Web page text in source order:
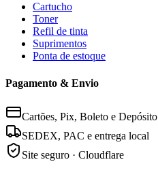
Cartucho
Toner
Refil de tinta
Suprimentos
Ponta de estoque
Pagamento & Envio
Cartões, Pix, Boleto e Depósito
SEDEX, PAC e entrega local
Site seguro · Cloudflare